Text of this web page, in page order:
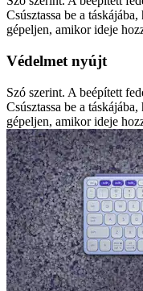
Csúsztassa be a
gépeljen, amikor ideje
Védelmet nyújt
Szó szerint. A beépített
Csúsztassa be a
gépeljen, amikor ideje